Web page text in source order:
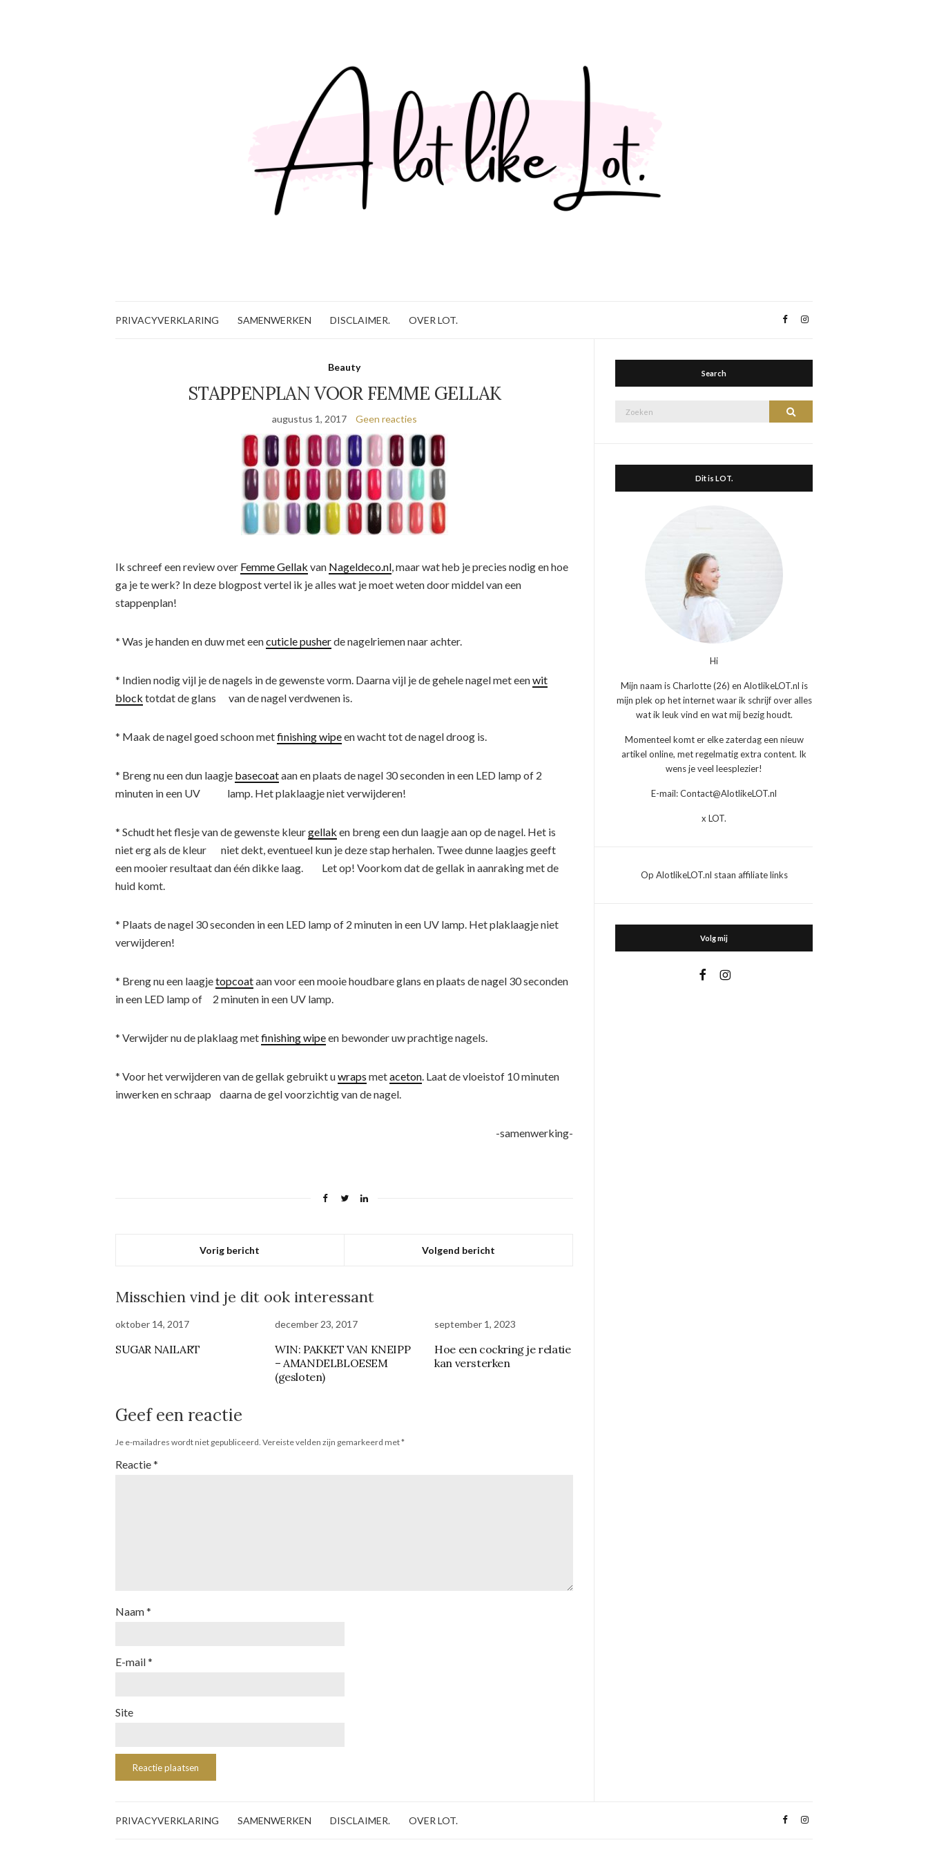
PRIVACYVERKLARING SAMENWERKEN DISCLAIMER. OVER LOT.
Beauty
STAPPENPLAN VOOR FEMME GELLAK
augustus 1, 2017 Geen reacties
Ik schreef een review over Femme Gellak van Nageldeco.nl, maar wat heb je precies nodig en hoe
ga je te werk? In deze blogpost vertel ik je alles wat je moet weten door middel van een
stappenplan!
* Was je handen en duw met eencuticle pusherde nagelriemen naar achter.
* Indien nodig vijl je de nagels in de gewenste vorm. Daarna vijl je de gehele nagel met eenwit
block totdat de glans van de nagel verdwenen is.
* Maak de nagel goed schoon metfinishing wipeen wacht tot de nagel droog is.
* Breng nu een dun laagje basecoataan en plaats de nagel 30 seconden in een LED lamp of 2
minuten in een UV lamp. Het plaklaagje niet verwijderen!
* Schudt het flesje van de gewenste kleurgellak en breng een dun laagje aan op de nagel. Het is
niet erg als de kleur niet dekt, eventueel kun je deze stap herhalen. Twee dunne laagjes geeft
een mooier resultaat dan één dikke laag. Let op! Voorkom dat de gellak in aanraking met de
huid komt.
* Plaats de nagel 30 seconden in een LED lamp of 2 minuten in een UV lamp. Het plaklaagje niet
verwijderen!
* Breng nu een laagjetopcoataan voor een mooie houdbare glans en plaats de nagel 30 seconden
in een LED lamp of 2 minuten in een UV lamp.
* Verwijder nu de plaklaag metfinishing wipeen bewonder uw prachtige nagels.
* Voor het verwijderen van de gellak gebruikt uwraps metaceton. Laat de vloeistof 10 minuten
inwerken en schraap daarna de gel voorzichtig van de nagel.
-samenwerking-
Vorig bericht Volgend bericht
Misschien vind je dit ook interessant
oktober 14, 2017
SUGAR NAILART
december 23, 2017
WIN: PAKKET VAN KNEIPP
– AMANDELBLOESEM
(gesloten)
september 1, 2023
Hoe een cockring je relatie
kan versterken
Geef een reactie
Je e-mailadres wordt niet gepubliceerd. Vereiste velden zijn gemarkeerd met*
Reactie*
Naam*
E-mail*
Site
Search
Zoek
Zoeken
Dit is LOT.
Hi
Mijn naam is Charlotte (26) en AlotlikeLOT.nl is
mijn plek op het internet waar ik schrijf over alles
wat ik leuk vind en wat mij bezig houdt.
Momenteel komt er elke zaterdag een nieuw
artikel online, met regelmatig extra content. Ik
wens je veel leesplezier!
E-mail: Contact@AlotlikeLOT.nl
x LOT.
Op AlotlikeLOT.nl staan affiliate links
Volg mij
PRIVACYVERKLARING SAMENWERKEN DISCLAIMER. OVER LOT.